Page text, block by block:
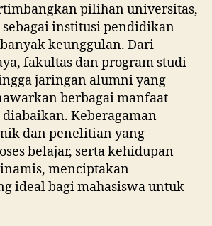
pilihan universitas,
institusi pendidikan
keunggulan. Dari
fakultas dan program studi
jaringan alumni yang
berbagai manfaat
Keberagaman
dan penelitian yang
belajar, serta kehidupan
menciptakan
ideal bagi mahasiswa untuk